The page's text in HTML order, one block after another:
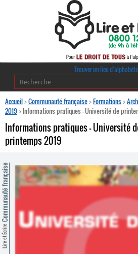
Trouver un lieu
Accueil>Communauté française>Formations>
2019> Informations pratiques – Université de
Informations pratiques – Université
printemps 2019
Lire et Écrire
Communauté française